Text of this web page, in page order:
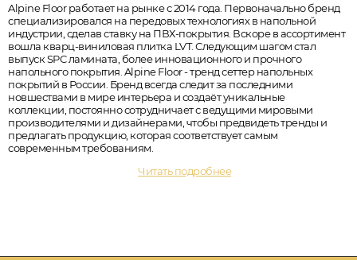
Alpine Floor работает на рынке с 2014 года. Первоначально бренд
специализировался на передовых технологиях в напольной
индустрии, сделав ставку на ПВХ-покрытия. Вскоре в ассортимент
вошла кварц-виниловая плитка LVT. Следующим шагом стал
выпуск SPC ламината, более инновационного и прочного
напольного покрытия. Alpine Floor - тренд сеттер напольных
покрытий в России. Бренд всегда следит за последними
новшествами в мире интерьера и создаёт уникальные
коллекции, постоянно сотрудничает с ведущими мировыми
производителями и дизайнерами, чтобы предвидеть тренды и
предлагать продукцию, которая соответствует самым
современным требованиям.
Читать подробнее